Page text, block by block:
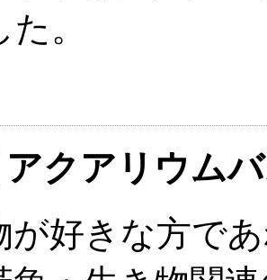
。
アクアリウム
が好きな方で